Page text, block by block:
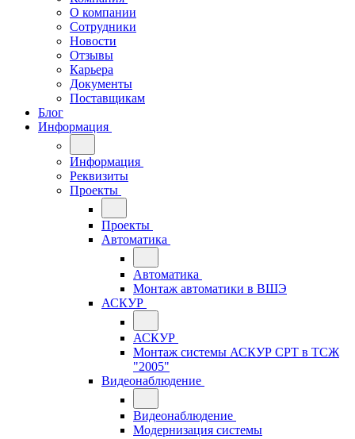
О компании
Сотрудники
Новости
Отзывы
Карьера
Документы
Поставщикам
Блог
Информация
Информация
Реквизиты
Проекты
Проекты
Автоматика
Автоматика
Монтаж автоматики в ВШЭ
АСКУР
АСКУР
Монтаж системы АСКУР СРТ в ТСЖ
"2005"
Видеонаблюдение
Видеонаблюдение
Модернизация системы